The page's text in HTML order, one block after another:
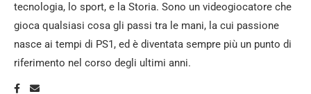
tecnologia, lo sport, e la Storia. Sono un videogiocatore che
gioca qualsiasi cosa gli passi tra le mani, la cui passione
nasce ai tempi di PS1, ed è diventata sempre più un punto di
riferimento nel corso degli ultimi anni.